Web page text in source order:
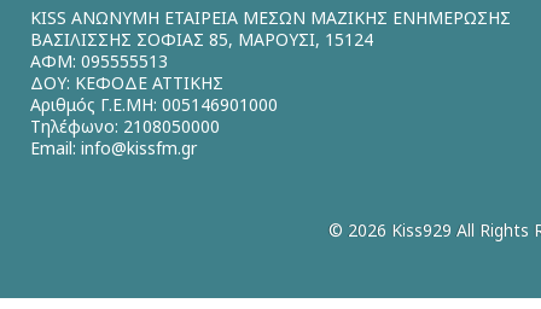
KISS ΑΝΩΝΥΜΗ ΕΤΑΙΡΕΙΑ ΜΕΣΩΝ ΜΑΖΙΚΗΣ ΕΝΗΜΕΡΩΣΗΣ
ΒΑΣΙΛΙΣΣΗΣ ΣΟΦΙΑΣ 85, ΜΑΡΟΥΣΙ, 15124
ΑΦΜ: 095555513
ΔΟΥ: ΚΕΦΟΔΕ ΑΤΤΙΚΗΣ
Αριθμός Γ.Ε.ΜΗ: 005146901000
Τηλέφωνο: 2108050000
Email: info@kissfm.gr
© 2026 Kiss929 All Rights